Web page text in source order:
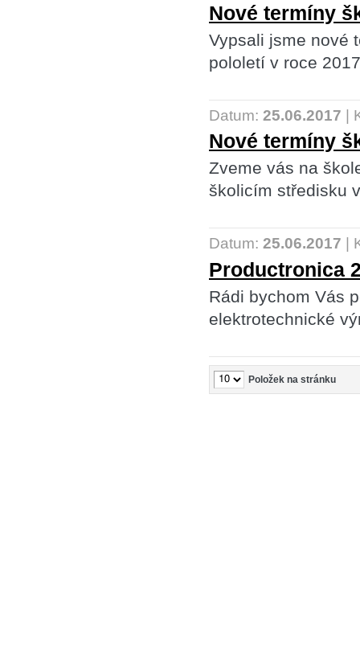
Nové termíny
Vypsali jsme nové
pololetí v roce
Datum: 25.06.2017
Nové termíny
Zveme vás na
školicím středisku
Datum: 25.06.2017
Productronica
Rádi bychom Vás
elektrotechnické
Položek na stránku